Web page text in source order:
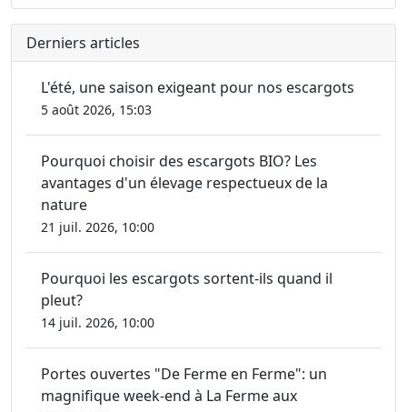
Derniers articles
L'été, une saison exigeant pour nos escargots
5 août 2026, 15:03
Pourquoi choisir des escargots BIO? Les
avantages d'un élevage respectueux de la
nature
21 juil. 2026, 10:00
Pourquoi les escargots sortent-ils quand il
pleut?
14 juil. 2026, 10:00
Portes ouvertes "De Ferme en Ferme": un
magnifique week-end à La Ferme aux